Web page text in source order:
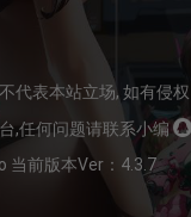
代表本站立场, 如有侵
,任何问题请联系小编
当前版本Ver：4.3.7